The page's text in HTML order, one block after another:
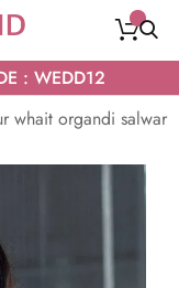
: WEDD12
whait organdi salwar